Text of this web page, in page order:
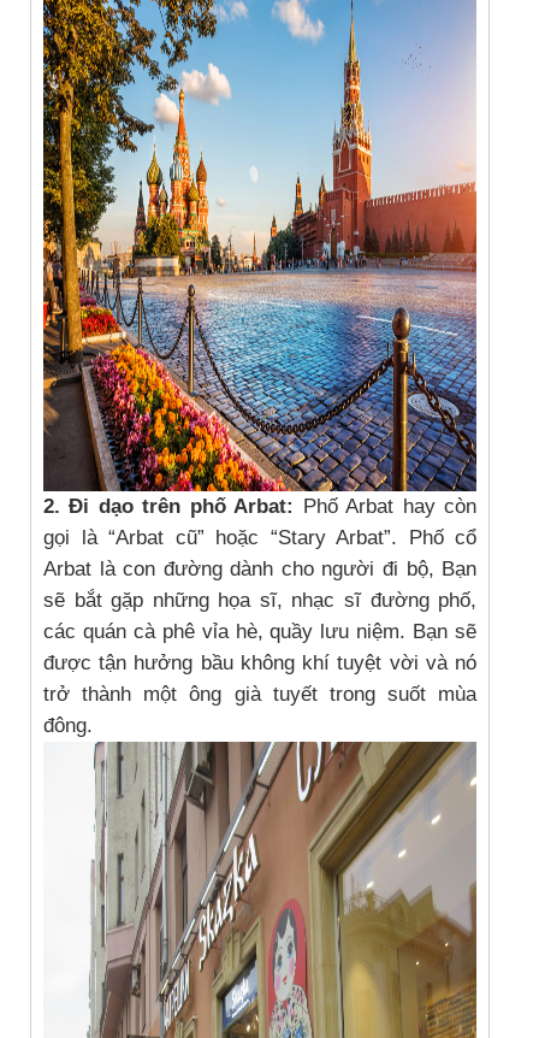
2. Đi dạo trên phố Arbat:
Phố Arbat hay còn
gọi là “Arbat cũ” hoặc “Stary Arbat”. Phố cổ
Arbat là con đường dành cho người đi bộ, Bạn
sẽ bắt gặp những họa sĩ, nhạc sĩ đường phố,
các quán cà phê vỉa hè, quầy lưu niệm. Bạn sẽ
được tận hưởng bầu không khí tuyệt vời và nó
trở thành một ông già tuyết trong suốt mùa
đông.